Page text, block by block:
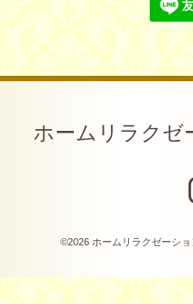
ホームリラクゼ
©2026 ホームリラクゼーシ